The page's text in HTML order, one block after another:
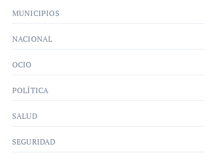
MUNICIPIOS
NACIONAL
OCIO
POLÍTICA
SALUD
SEGURIDAD